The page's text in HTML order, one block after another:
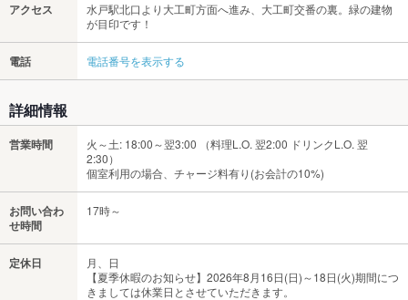
アクセス
水戸駅北口より大工町方面へ進み、大工町交番の裏。緑の建物
が目印です！
電話 電話番号を表示する
詳細情報
営業時間
火～土: 18:00～翌3:00 （料理L.O. 翌2:00 ドリンクL.O. 翌
2:30）
個室利用の場合、チャージ料有り(お会計の10%)
お問い合わ
せ時間
17時～
定休日
月、日
【夏季休暇のお知らせ】2026年8月16日(日)～18日(火)期間につ
きましては休業日とさせていただきます。